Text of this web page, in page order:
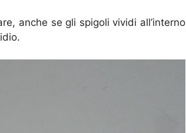
anche se gli spigoli vividi all’interno